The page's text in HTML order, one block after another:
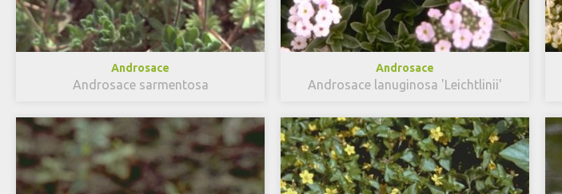
Androsace
Androsace sarmentosa
Androsace
Androsace lanuginosa 'Leichtlinii'